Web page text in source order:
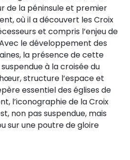
de la péninsule et premier
où il a découvert les Croix
et compris l’enjeu de
le développement des
la présence de cette
à la croisée du
structure l’espace et
essentiel des églises de
l’iconographie de la Croix
non pas suspendue, mais
sur une poutre de gloire